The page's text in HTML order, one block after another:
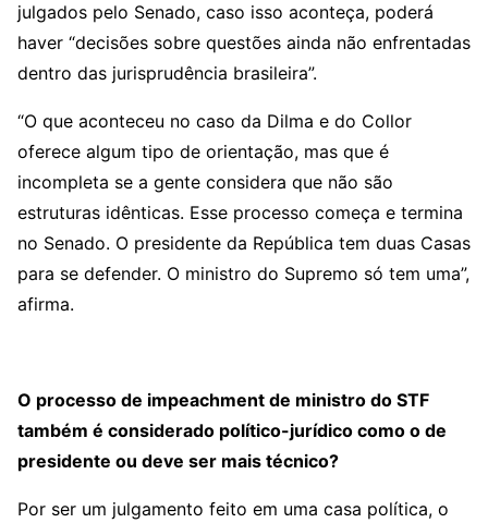
julgados pelo Senado, caso isso aconteça, poderá
haver “decisões sobre questões ainda não enfrentadas
dentro das jurisprudência brasileira”.
“O que aconteceu no caso da Dilma e do Collor
oferece algum tipo de orientação, mas que é
incompleta se a gente considera que não são
estruturas idênticas. Esse processo começa e termina
no Senado. O presidente da República tem duas Casas
para se defender. O ministro do Supremo só tem uma”,
afirma.
O processo de impeachment de ministro do STF
também é considerado político-jurídico como o de
presidente ou deve ser mais técnico?
Por ser um julgamento feito em uma casa política, o